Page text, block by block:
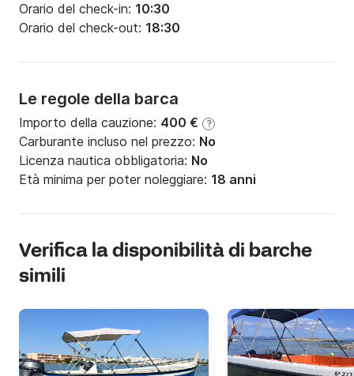
Orario del check-in: 10:30
Orario del check-out: 18:30
Le regole della barca
Importo della cauzione: 400 € ?
Carburante incluso nel prezzo: No
Licenza nautica obbligatoria: No
Età minima per poter noleggiare: 18 anni
Verifica la disponibilità di barche
simili